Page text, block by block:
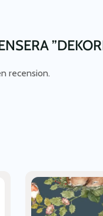
recension.